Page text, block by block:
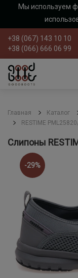
Мы используем
+38 (067) 143 10 10
+38 (066) 666 06 99
Главная Каталог
RESTIME
Слипоны
-29%